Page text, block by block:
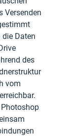
Versenden
Daten
des
vom
Photoshop